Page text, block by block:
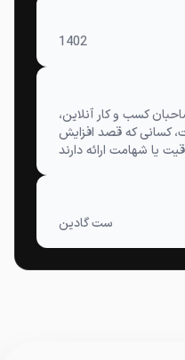
1402
کسب و کار آنلاین،
کسانی که قصد افزایش
یا شهامت ارائه دارند
ست گادین